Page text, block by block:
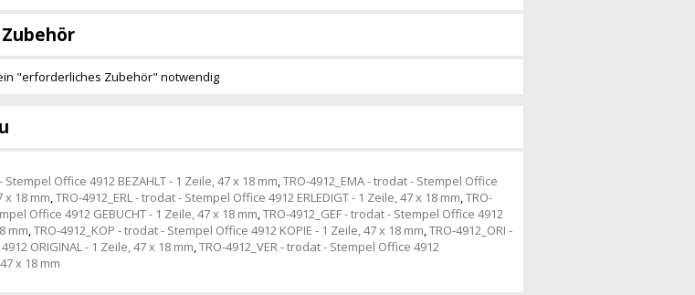
"erforderliches Zubehör" notwendig
Stempel Office 4912 BEZAHLT - 1 Zeile, 47 x 18 mm,TRO-4912_EMA - trodat - Stempel Office
x 18 mm,TRO-4912_ERL - trodat - Stempel Office 4912 ERLEDIGT - 1 Zeile, 47 x 18 mm,TRO-
Office 4912 GEBUCHT - 1 Zeile, 47 x 18 mm,TRO-4912_GEF - trodat - Stempel Office 4912
mm,TRO-4912_KOP - trodat - Stempel Office 4912 KOPIE - 1 Zeile, 47 x 18 mm,TRO-4912_ORI -
ORIGINAL - 1 Zeile, 47 x 18 mm,TRO-4912_VER - trodat - Stempel Office 4912
x 18 mm